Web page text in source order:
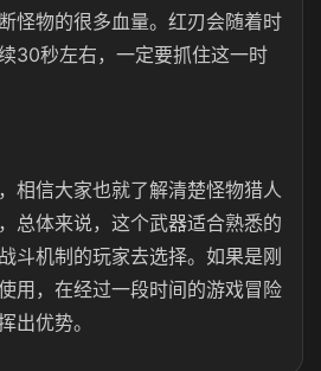
怪物的很多血量。红刃会随着时
30秒左右，一定要抓住这一时
相信大家也就了解清楚怪物猎人
总体来说，这个武器适合熟悉的
斗机制的玩家去选择。如果是刚
用，在经过一段时间的游戏冒险
出优势。